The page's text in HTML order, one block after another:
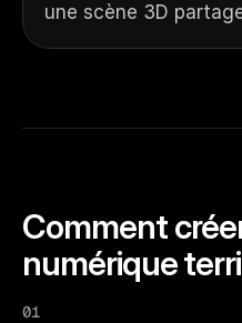
une scène 3D
Comment
numérique
01